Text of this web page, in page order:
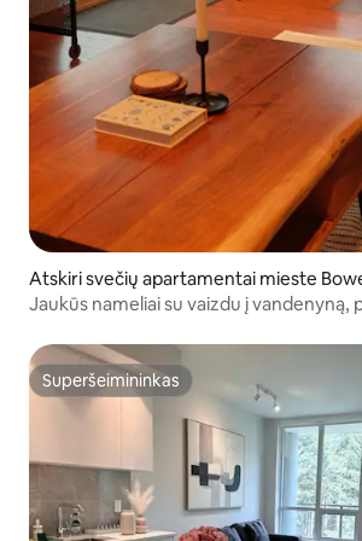
Atskiri svečių apartamentai mieste
Jaukūs nameliai su vaizdu į vandenyną,
Superšeimininkas
Superšeimininkas